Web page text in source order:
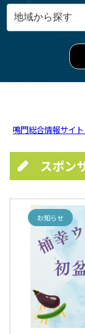
鳴門総合情報サイト
スポン
お知らせ